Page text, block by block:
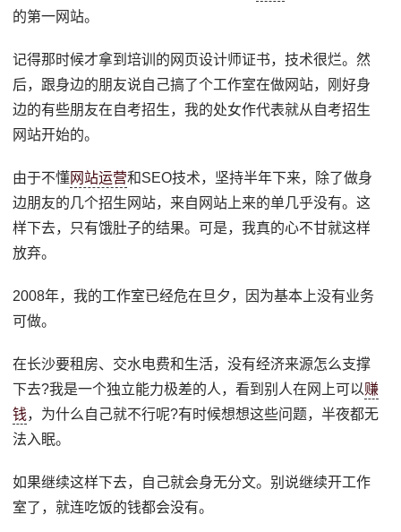
的第一网站。
记得那时候才拿到培训的网页设计师证书，技术很烂。然
后，跟身边的朋友说自己搞了个工作室在做网站，刚好身
边的有些朋友在自考招生，我的处女作代表就从自考招生
网站开始的。
由于不懂网站运营和SEO技术，坚持半年下来，除了做身
边朋友的几个招生网站，来自网站上来的单几乎没有。这
样下去，只有饿肚子的结果。可是，我真的心不甘就这样
放弃。
2008年，我的工作室已经危在旦夕，因为基本上没有业务
可做。
在长沙要租房、交水电费和生活，没有经济来源怎么支撑
下去?我是一个独立能力极差的人，看到别人在网上可以赚
钱，为什么自己就不行呢?有时候想想这些问题，半夜都无
法入眠。
如果继续这样下去，自己就会身无分文。别说继续开工作
室了，就连吃饭的钱都会没有。